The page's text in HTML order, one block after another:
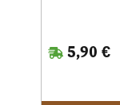
5,90 €